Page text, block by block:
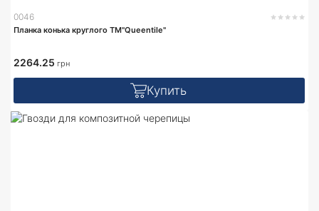
0046
Планка конька круглого TM"Queentile"
2264.25 грн
Купить